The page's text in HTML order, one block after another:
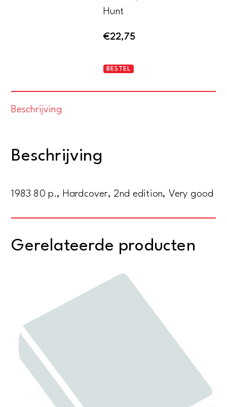
Hunt
€22,75
The
IFPI
BESTEL
Beschrijving
Beschrijving
1983 80 p., Hardcover, 2nd edition, Very good
Gerelateerde producten